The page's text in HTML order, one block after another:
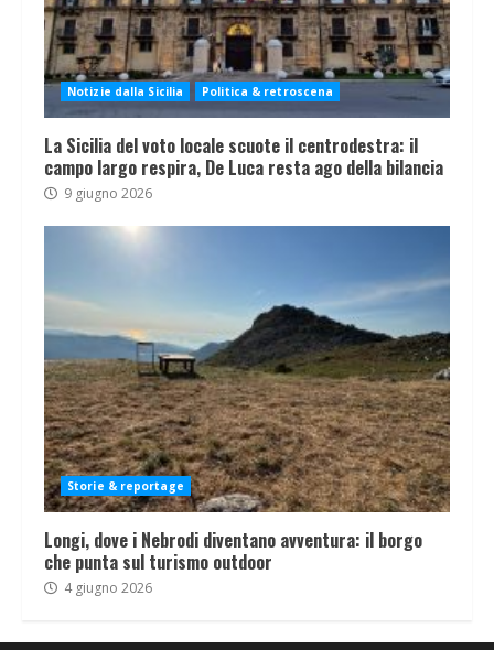
Notizie dalla Sicilia Politica & retroscena
La Sicilia del voto locale scuote il centrodestra: il
campo largo respira, De Luca resta ago della bilancia
9 giugno 2026
Storie & reportage
Longi, dove i Nebrodi diventano avventura: il borgo
che punta sul turismo outdoor
4 giugno 2026